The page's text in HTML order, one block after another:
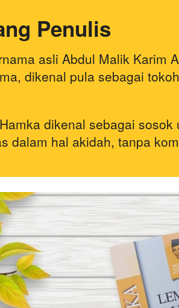
Penulis
asli Abdul Malik Karim
dikenal pula sebagai
dikenal sebagai
dalam hal akidah, tanpa